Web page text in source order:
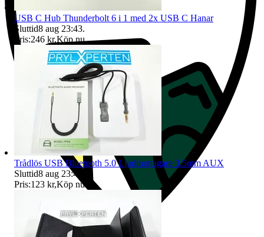
USB C Hub Thunderbolt 6 i 1 med 2x USB C Hanar
Sluttid8 aug 23:43.
Pris:246 kr,Köp nu.
Trådlös USB Bluetooth 5.0 Ljudmottagare 3.5mm AUX
Sluttid8 aug 23:44
Pris:123 kr,Köp nu